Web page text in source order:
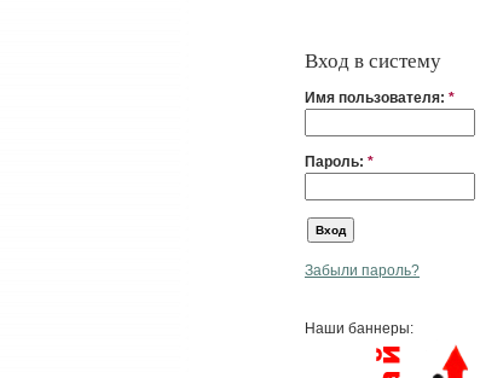
Вход в систему
Имя пользователя: *
Пароль: *
Забыли пароль?
Наши баннеры: